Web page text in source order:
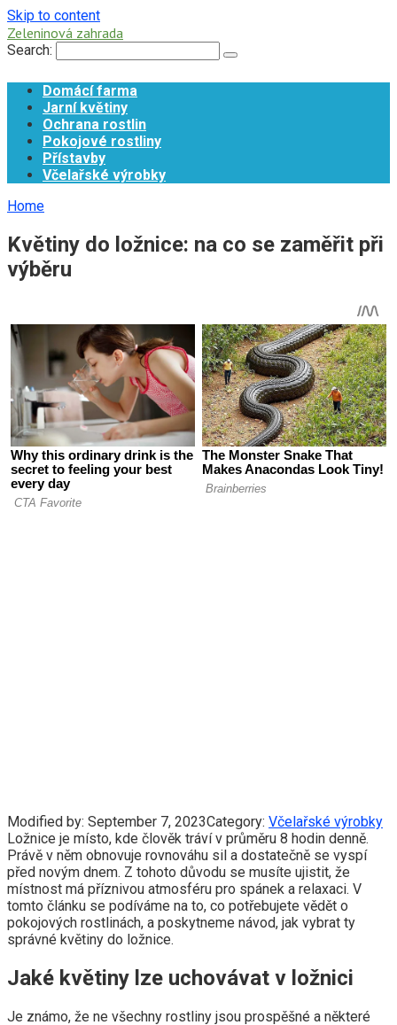
Skip to content
Zeleninová zahrada
Search:
Domácí farma
Jarní květiny
Ochrana rostlin
Pokojové rostliny
Přístavby
Včelařské výrobky
Home
Květiny do ložnice: na co se zaměřit při
výběru
Modified by: September 7, 2023Category: Včelařské výrobky
Ložnice je místo, kde člověk tráví v průměru 8 hodin denně.
Právě v něm obnovuje rovnováhu sil a dostatečně se vyspí
před novým dnem. Z tohoto důvodu se musíte ujistit, že
místnost má příznivou atmosféru pro spánek a relaxaci. V
tomto článku se podíváme na to, co potřebujete vědět o
pokojových rostlinách, a poskytneme návod, jak vybrat ty
správné květiny do ložnice.
Jaké květiny lze uchovávat v ložnici
Je známo, že ne všechny rostliny jsou prospěšné a některé